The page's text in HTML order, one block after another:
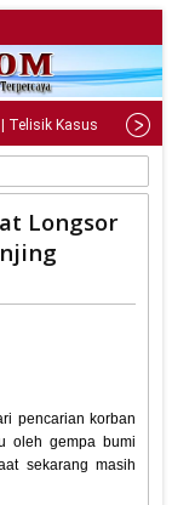
| Telisik Kasus |
Longsor
pencarian korban
oleh gempa bumi
sekarang masih